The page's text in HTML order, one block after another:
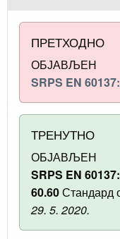
ПРЕТХОДНО
ОБЈАВЉЕН
SRPS EN
ТРЕНУТНО
ОБЈАВЉЕН
SRPS EN
60.60Стандард
29. 5. 2020.